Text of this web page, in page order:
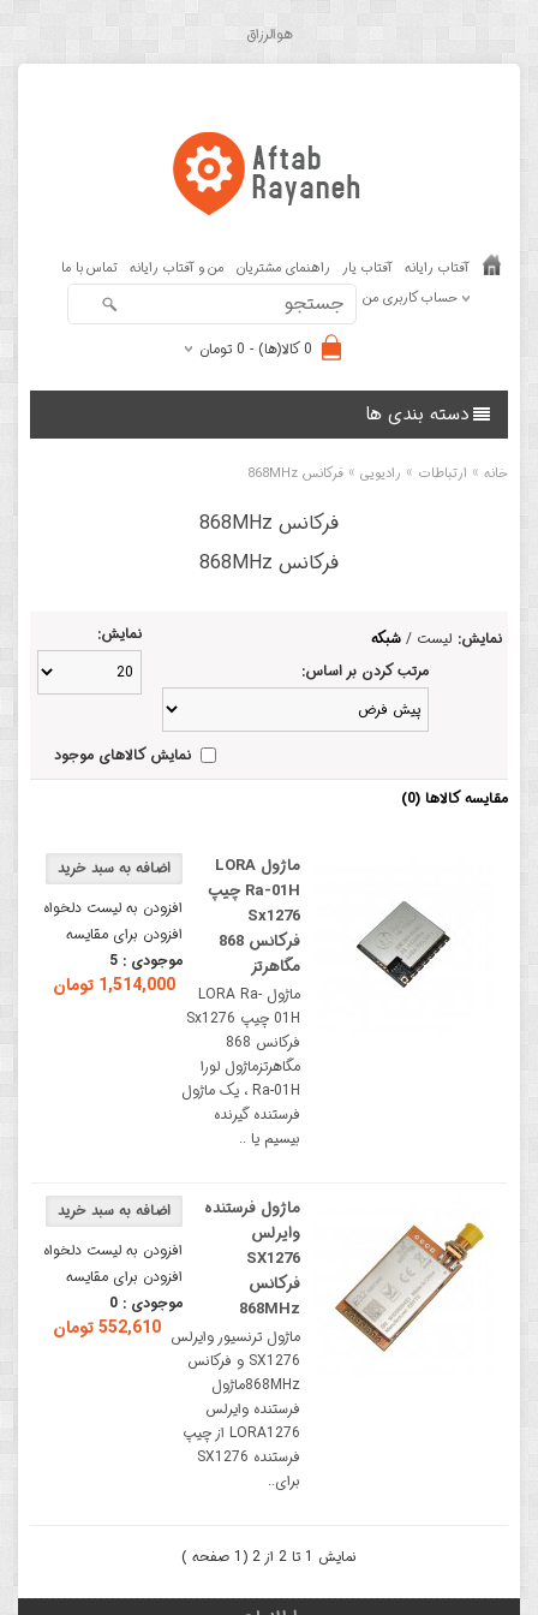
هوالرزاق
آفتاب رایانه آفتاب یار راهنمای مشتریان من و آفتاب رایانه تماس با ما
حساب کاربری من
0 کالا(ها) - 0 تومان
دسته بندی ها
خانه » ارتباطات » رادیویی » فرکانس 868MHz
فرکانس 868MHz
فرکانس 868MHz
نمایش: لیست / شبکه
نمایش:
مرتب کردن بر اساس:
نمایش کالاهای موجود
مقایسه کالاها (0)
افزودن به لیست دلخواه
افزودن برای مقایسه
موجودی : 5
1,514,000 تومان
ماژول LORA
Ra-01H چیپ
Sx1276
فرکانس 868
مگاهرتز
ماژول LORA Ra-
01H چیپ Sx1276
فرکانس 868
مگاهرتزماژول لورا
Ra-01H ، یک ماژول
فرستنده گیرنده
بیسیم یا ..
افزودن به لیست دلخواه
افزودن برای مقایسه
موجودی : 0
552,610 تومان
ماژول فرستنده
وایرلس
SX1276
فرکانس
868MHz
ماژول ترنسیور وایرلس
SX1276 و فرکانس
868MHzماژول
فرستنده وایرلس
LORA1276 از چیپ
فرستنده SX1276
برای..
نمایش 1 تا 2 از 2 (1 صفحه )